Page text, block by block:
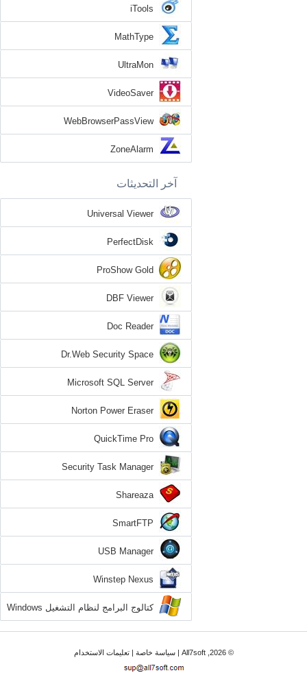
iTools
MathType
UltraMon
VideoSaver
WebBrowserPassView
ZoneAlarm
آخر التحديثات
Universal Viewer
PerfectDisk
ProShow Gold
DBF Viewer
Doc Reader
Dr.Web Security Space
Microsoft SQL Server
Norton Power Eraser
QuickTime Pro
Security Task Manager
Shareaza
SmartFTP
USB Manager
Winstep Nexus
كتالوج البرامج لنظام التشغيل Windows
7
© 2026, All7soft | سياسة خاصة|تعليمات الاستخدام